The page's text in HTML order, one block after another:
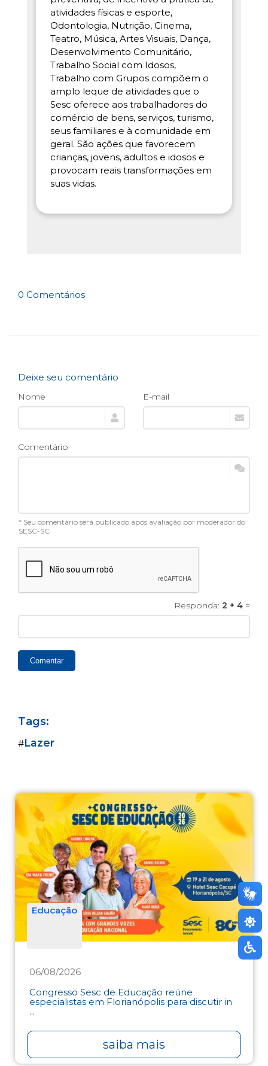
atividades físicas e esporte,
Odontologia, Nutrição, Cinema,
Teatro, Música, Artes Visuais, Dança,
Desenvolvimento Comunitário,
Trabalho Social com Idosos,
Trabalho com Grupos compõem o
amplo leque de atividades que o
Sesc oferece aos trabalhadores do
comércio de bens, serviços, turismo,
seus familiares e à comunidade em
geral. São ações que favorecem
crianças, jovens, adultos e idosos e
provocam reais transformações em
suas vidas.
0 Comentários
Deixe seu comentário
Nome E-mail
Comentário
* Seu comentário será publicado após avaliação por moderador do
SESC-SC
Responda: 2 + 4 =
Comentar
Tags:
#Lazer
Educação
06/08/2026
Congresso Sesc de Educação reúne
especialistas em Florianópolis para discutir in
...
saiba mais